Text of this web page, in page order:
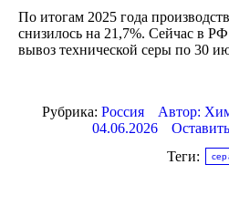
По итогам 2025 года
снизилось на 21,7%. Сейчас в РФ
вывоз технической серы по 30
Рубрика: Россия Автор:
04.06.2026
Теги: